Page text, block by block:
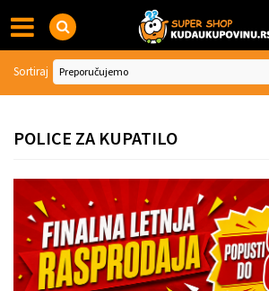
POLICE ZA KUPATILO
Sortiraj